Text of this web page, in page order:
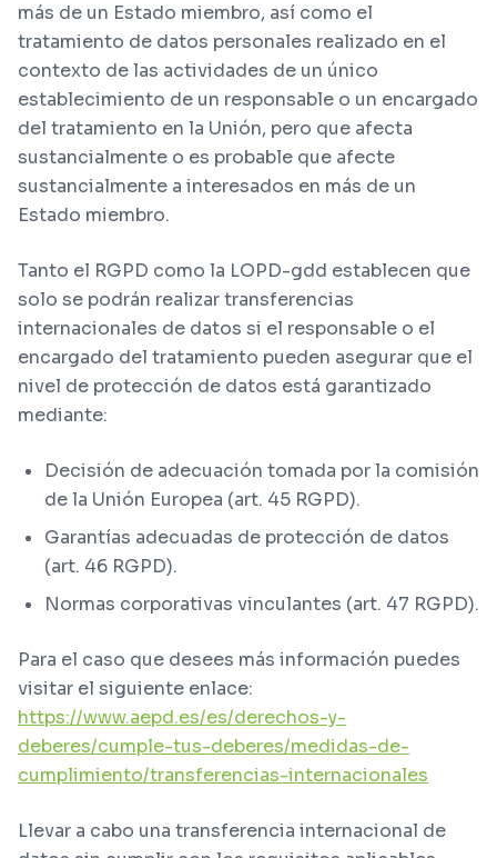
más de un Estado miembro, así como el
tratamiento de datos personales realizado en el
contexto de las actividades de un único
establecimiento de un responsable o un encargado
del tratamiento en la Unión, pero que afecta
sustancialmente o es probable que afecte
sustancialmente a interesados en más de un
Estado miembro.
Tanto el RGPD como la LOPD-gdd establecen que
solo se podrán realizar transferencias
internacionales de datos si el responsable o el
encargado del tratamiento pueden asegurar que el
nivel de protección de datos está garantizado
mediante:
Decisión de adecuación tomada por la comisión
de la Unión Europea (art. 45 RGPD).
Garantías adecuadas de protección de datos
(art. 46 RGPD).
Normas corporativas vinculantes (art. 47 RGPD).
Para el caso que desees más información puedes
visitar el siguiente enlace:
https://www.aepd.es/es/derechos-y-
deberes/cumple-tus-deberes/medidas-de-
cumplimiento/transferencias-internacionales
Llevar a cabo una transferencia internacional de